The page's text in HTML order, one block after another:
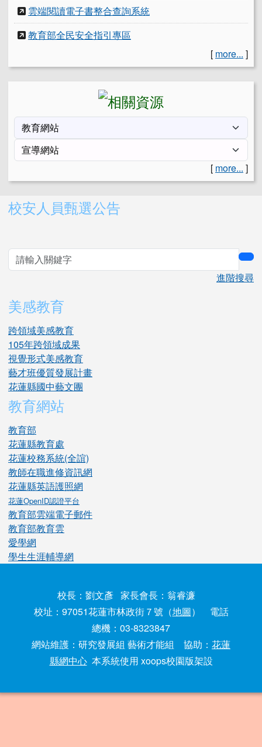
雲端閱讀電子書整合查詢系統
教育部全民安全指引專區
[ more... ]
[ more... ]
右邊區域內容
校安人員甄選公告
進階搜尋
美感教育
跨領域美感教育
105年跨領域成果
視覺形式美感教育
藝才班優質發展計畫
花蓮縣國中藝文團
教育網站
教育部
花蓮縣教育處
花蓮校務系統(全誼)
教師在職進修資訊網
花蓮縣英語護照網
花蓮OpenID認證平台
教育部雲端電子郵件
教育部教育雲
愛學網
學生生涯輔導網
校長：劉文彥 家長會長：翁睿濂
校址：97051花蓮市林政街７號（地圖） 電話
總機：03-8323847
網站維護：研究發展組 藝術才能組 協助： 花蓮
縣網中心本系統使用 xoops校園版架設